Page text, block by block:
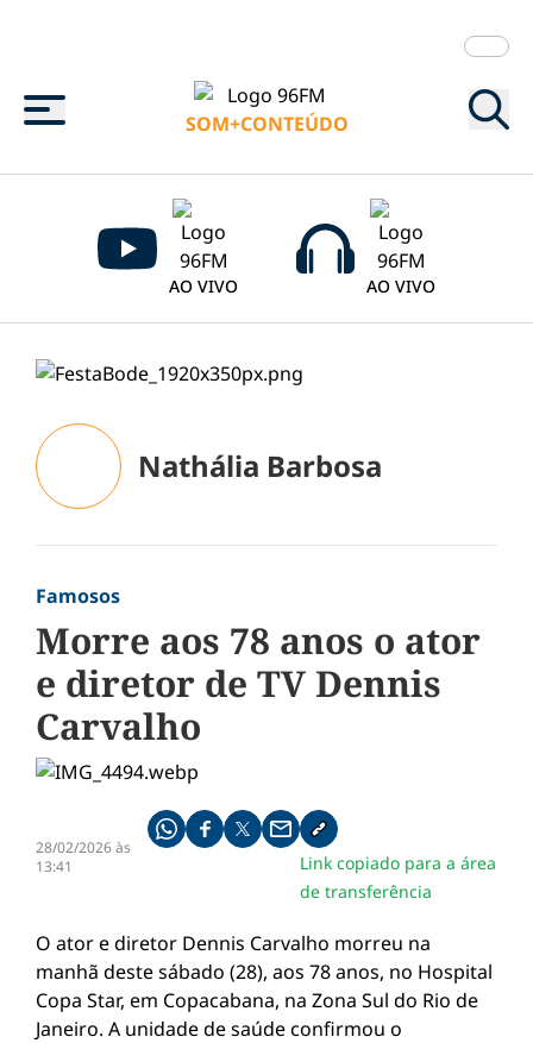
Menu
SOM+CONTEÚDO
AO VIVO AO VIVO
Nathália Barbosa
Famosos
Morre aos 78 anos o ator
e diretor de TV Dennis
Carvalho
28/02/2026 às
13:41
Compartilhe pelo whatsapp
Compartilhar no facebook
Compartilhar no twitter
Compartilhe pelo email
Copiar link da notícia
Link copiado para a área
de transferência
O ator e diretor Dennis Carvalho morreu na
manhã deste sábado (28), aos 78 anos, no Hospital
Copa Star, em Copacabana, na Zona Sul do Rio de
Janeiro. A unidade de saúde confirmou o